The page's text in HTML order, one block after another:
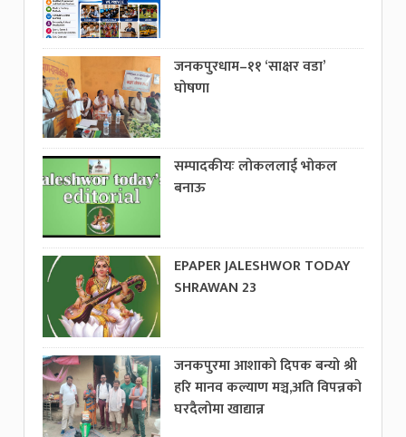
जनकपुरधाम–११ ‘साक्षर वडा’
घोषणा
सम्पादकीयः लोकललाई भोकल
बनाऊ
EPAPER JALESHWOR TODAY
SHRAWAN 23
जनकपुरमा आशाको दिपक बन्यो श्री
हरि मानव कल्याण मञ्च,अति विपन्नको
घरदैलोमा खाद्यान्न